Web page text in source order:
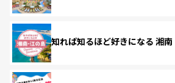
知れば知るほど好きになる 湘